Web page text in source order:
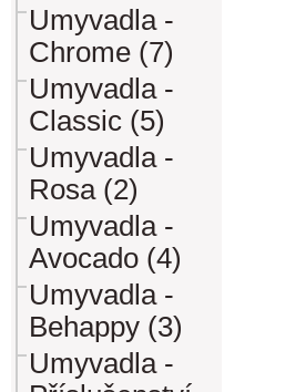
Umyvadla -
Chrome (7)
Umyvadla -
Classic (5)
Umyvadla -
Rosa (2)
Umyvadla -
Avocado (4)
Umyvadla -
Behappy (3)
Umyvadla -